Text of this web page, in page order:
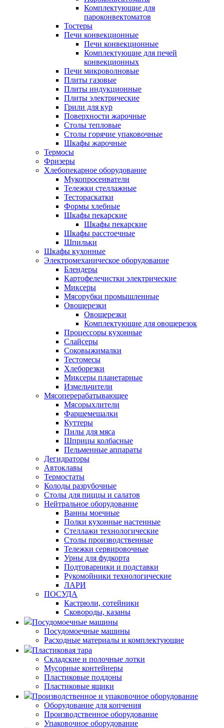
Комплектующие для
пароконвектоматов
Тостеры
Печи конвекционные
Печи конвекционные
Комплектующие для печей
конвекционных
Печи микроволновые
Плиты газовые
Плиты индукционные
Плиты электрические
Грили для кур
Поверхности жарочные
Столы тепловые
Столы горячие упаковочные
Шкафы жарочные
Термосы
Фризеры
Хлебопекарное оборудование
Мукопросеиватели
Тележки стеллажные
Тестораскатки
Формы хлебные
Шкафы пекарские
Шкафы пекарские
Шкафы расстоечные
Шпильки
Шкафы кухонные
Электромеханическое оборудование
Блендеры
Картофелечистки электрические
Миксеры
Мясорубки промышленные
Овощерезки
Овощерезки
Комплектующие для овощерезок
Процессоры кухонные
Слайсеры
Соковыжималки
Тестомесы
Хлеборезки
Миксеры планетарные
Измельчители
Мясоперерабатывающее
Мясорыхлители
Фаршемешалки
Куттеры
Пилы для мяса
Шприцы колбасные
Пельменные аппараты
Дегидраторы
Автоклавы
Термостаты
Колоды разрубочные
Столы для пиццы и салатов
Нейтральное оборудование
Ванны моечные
Полки кухонные настенные
Стеллажи технологические
Столы производственные
Тележки сервировочные
Урны для фудкорта
Подтоварники и подставки
Рукомойники технологические
ЛАРИ
ПОСУДА
Кастрюли, сотейники
Сковороды, казаны
Посудомоечные машины
Посудомоечные машины
Расходные материалы и комплектующие
Пластиковая тара
Складские и полочные лотки
Мусорные контейнеры
Пластиковые поддоны
Пластиковые ящики
Производственное и упаковочное оборудование
Оборудование для копчения
Производственное оборудование
Упаковочное оборудование